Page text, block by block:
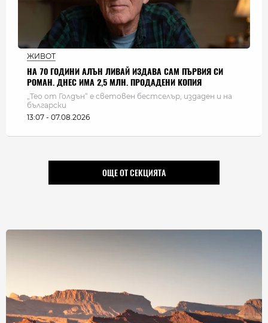
ЖИВОТ
НА 70 ГОДИНИ АЛЪН ЛИВАЙ ИЗДАВА САМ ПЪРВИЯ СИ
РОМАН. ДНЕС ИМА 2,5 МЛН. ПРОДАДЕНИ КОПИЯ
„Тео от Голдън“ е световен бестселър, издаден и на
български
13:07 - 07.08.2026
ОЩЕ ОТ СЕКЦИЯТА